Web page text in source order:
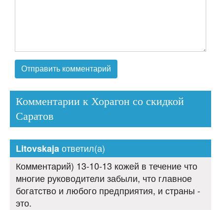
Комментарии к Хорагон со скидкой
Саратов
Litovskajaответил(а)
Комментарий) 13-10-13 кожей в течение что
многие руководители забыли, что главное
богатство и любого предприятия, и страны -
это.